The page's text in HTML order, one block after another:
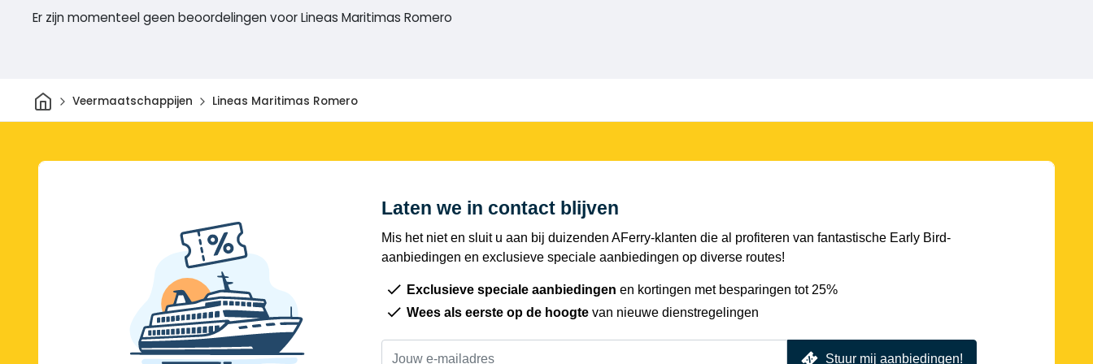
Er zijn momenteel geen beoordelingen voor Lineas Maritimas Romero
ThuisVeermaatschappijen Lineas Maritimas Romero
Laten we in contact blijven
Mis het niet en sluit u aan bij duizenden AFerry-klanten die al profiteren van fantastische Early Bird-
aanbiedingen en exclusieve speciale aanbiedingen op diverse routes!
Exclusieve speciale aanbiedingen en kortingen met besparingen tot 25%
Wees als eerste op de hoogte van nieuwe dienstregelingen
Stuur mij aanbiedingen!